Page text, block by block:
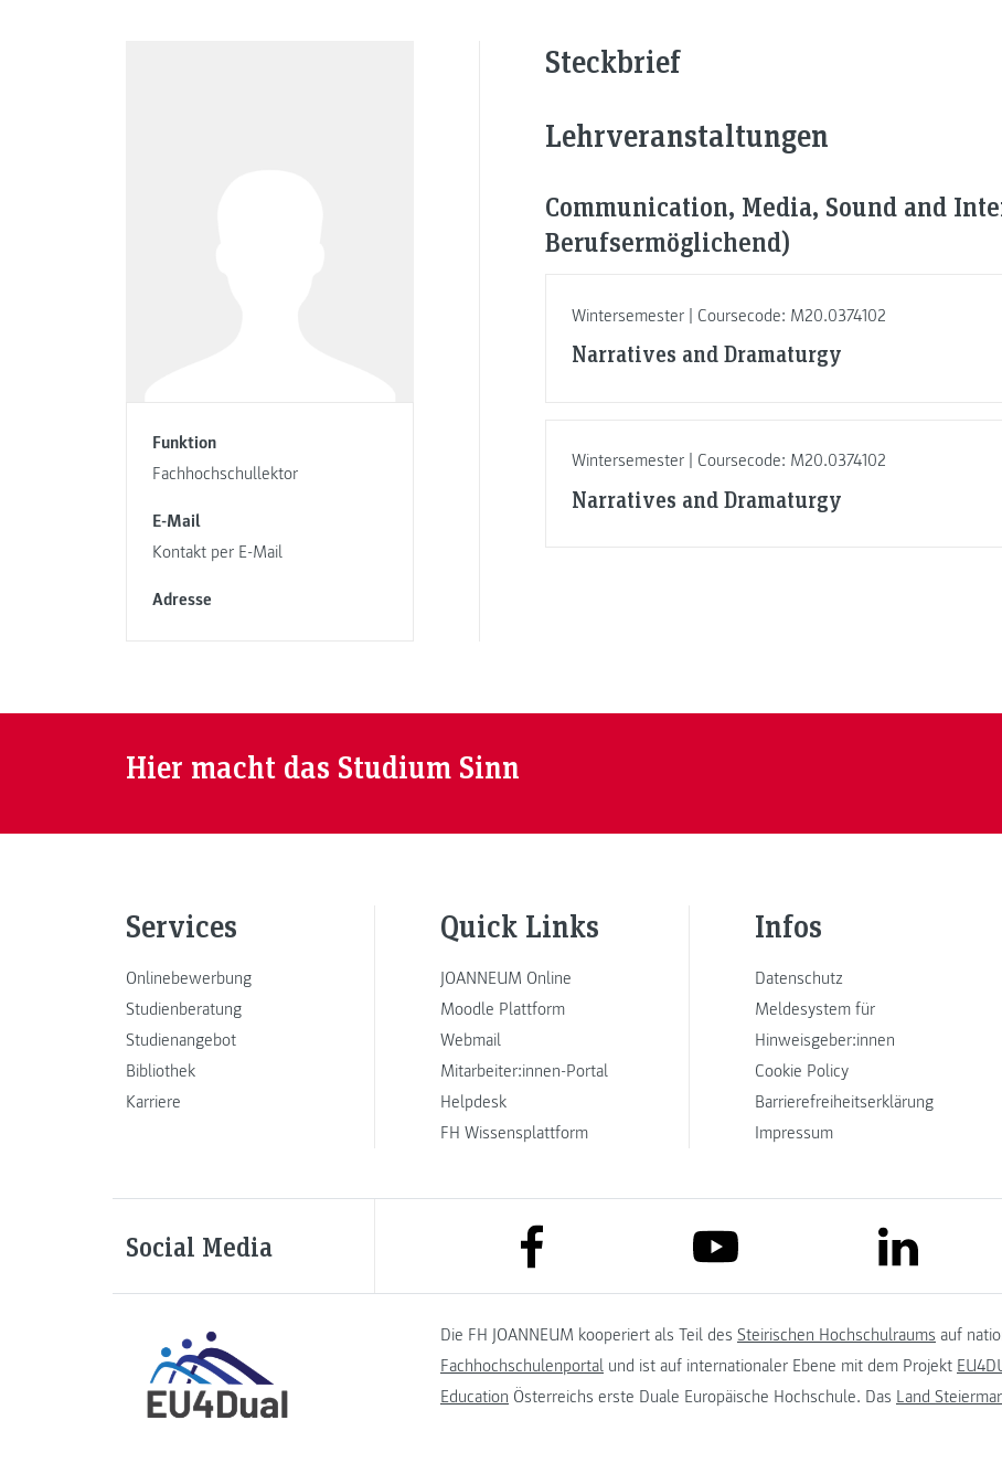
Funktion
Fachhochschullektor
E-Mail
Kontakt per E-Mail
Adresse
Steckbrief
Lehrveranstaltungen
Communication, Media, Sound and
Berufsermöglichend)
Wintersemester | Coursecode: M20.0374102
Narratives and Dramaturgy
Wintersemester | Coursecode: M20.0374102
Narratives and Dramaturgy
Hier macht das Studium Sinn
Services
Onlinebewerbung
Studienberatung
Studienangebot
Bibliothek
Karriere
Quick Links
JOANNEUM Online
Moodle Plattform
Webmail
Mitarbeiter:innen-Portal
Helpdesk
FH Wissensplattform
Infos
Datenschutz
Meldesystem für
Hinweisgeber:innen
Cookie Policy
Barrierefreiheitserklärung
Impressum
Social Media link to facebook link to youtube link to
Die FH JOANNEUM kooperiert als Teil des Steirischen Hochschulraums auf
Fachhochschulenportal und ist auf internationaler Ebene mit dem Projekt
Education Österreichs erste Duale Europäische Hochschule. Das Land